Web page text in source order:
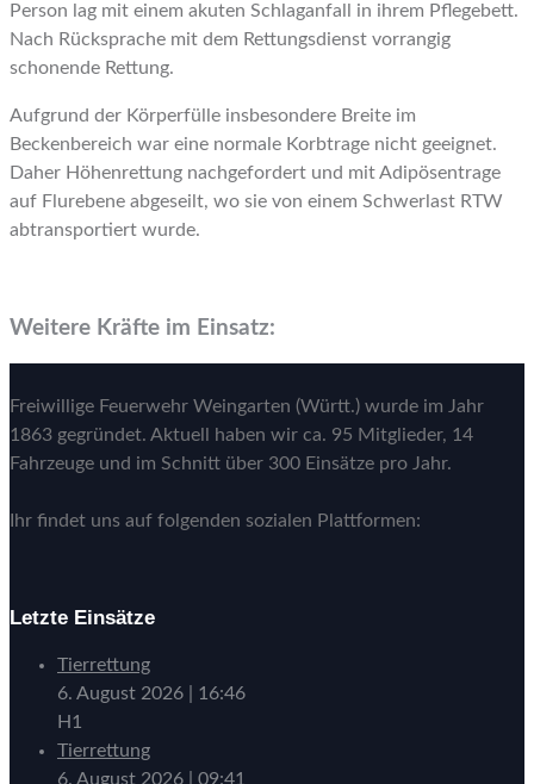
Person lag mit einem akuten Schlaganfall in ihrem Pflegebett.
Nach Rücksprache mit dem Rettungsdienst vorrangig
schonende Rettung.
Aufgrund der Körperfülle insbesondere Breite im
Beckenbereich war eine normale Korbtrage nicht geeignet.
Daher Höhenrettung nachgefordert und mit Adipösentrage
auf Flurebene abgeseilt, wo sie von einem Schwerlast RTW
abtransportiert wurde.
Weitere Kräfte im Einsatz:
Freiwillige Feuerwehr Weingarten (Württ.) wurde im Jahr
1863 gegründet. Aktuell haben wir ca. 95 Mitglieder, 14
Fahrzeuge und im Schnitt über 300 Einsätze pro Jahr.
Ihr findet uns auf folgenden sozialen Plattformen:
Letzte Einsätze
Tierrettung
6. August 2026
16:46
H1
Tierrettung
6. August 2026
09:41